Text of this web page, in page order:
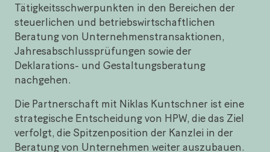
Tätigkeitsschwerpunkten in den Bereichen der
steuerlichen und betriebswirtschaftlichen
Beratung von Unternehmenstransaktionen,
Jahresabschlussprüfungen sowie der
Deklarations- und Gestaltungsberatung
nachgehen.
Die Partnerschaft mit Niklas Kuntschner ist eine
strategische Entscheidung von HPW, die das Ziel
verfolgt, die Spitzenposition der Kanzlei in der
Beratung von Unternehmen weiter auszubauen.